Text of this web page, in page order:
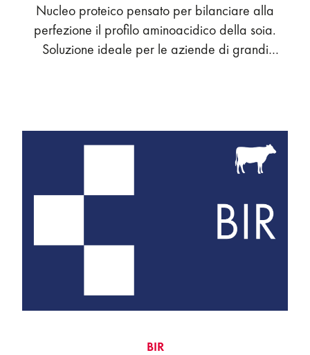
Nucleo proteico pensato per bilanciare alla
perfezione il profilo aminoacidico della soia.
Soluzione ideale per le aziende di grandi
BIR